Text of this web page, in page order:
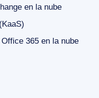
en la nube
365 en la nube